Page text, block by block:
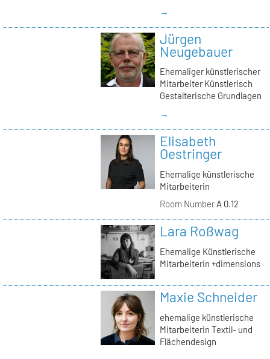
→
Jürgen
Neugebauer
Ehemaliger künstlerischer
Mitarbeiter Künstlerisch
Gestalterische Grundlagen
→
Elisabeth
Oestringer
Ehemalige künstlerische
Mitarbeiterin
Room NumberA 0.12
Lara Roßwag
Ehemalige Künstlerische
Mitarbeiterin +dimensions
Maxie Schneider
ehemalige künstlerische
Mitarbeiterin Textil- und
Flächendesign